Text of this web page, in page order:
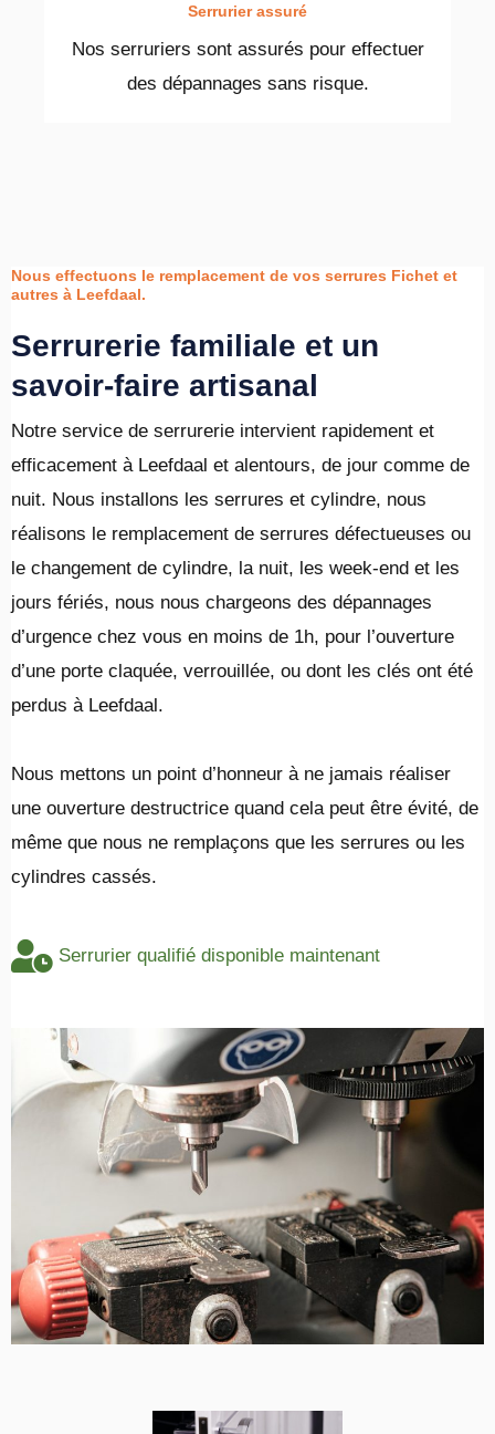
Serrurier assuré
Nos serruriers sont assurés pour effectuer
des dépannages sans risque.
Nous effectuons le remplacement de vos serrures Fichet et
autres à Leefdaal.
Serrurerie familiale et un
savoir-faire artisanal
Notre service de serrurerie intervient rapidement et
efficacement à Leefdaal et alentours, de jour comme de
nuit. Nous installons les serrures et cylindre, nous
réalisons le remplacement de serrures défectueuses ou
le changement de cylindre, la nuit, les week-end et les
jours fériés, nous nous chargeons des dépannages
d’urgence chez vous en moins de 1h, pour l’ouverture
d’une porte claquée, verrouillée, ou dont les clés ont été
perdus à Leefdaal.
​Nous mettons un point d’honneur à ne jamais réaliser
une ouverture destructrice quand cela peut être évité, de
même que nous ne remplaçons que les serrures ou les
cylindres cassés.
Serrurier qualifié disponible maintenant